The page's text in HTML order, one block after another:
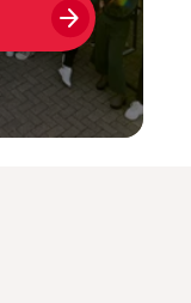
arrow_forward